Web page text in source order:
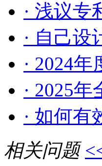
· 浅议专
· 自己设
· 2024
· 2025
· 如何有
相关问题